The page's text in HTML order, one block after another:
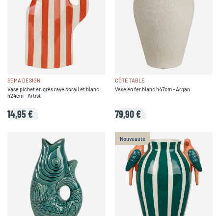
SEMA DESIGN
Vase pichet en grès rayé corail et blanc
h24cm - Artist
14,95 €
CÔTÉ TABLE
Vase en fer blanc h47cm - Argan
79,90 €
Nouveauté